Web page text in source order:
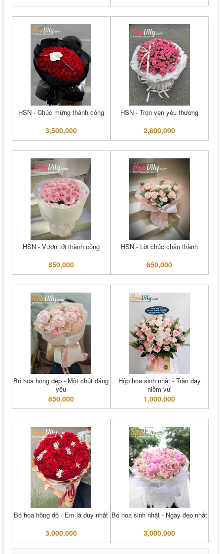
HSN - Chúc mừng thành công
3,500,000
HSN - Trọn vẹn yêu thương
2,800,000
HSN - Vươn tới thành công
850,000
HSN - Lời chúc chân thành
650,000
Bó hoa hồng đẹp - Một chút đáng
yêu
850,000
Hộp hoa sinh nhật - Tràn đầy
niềm vui
1,000,000
Bó hoa hồng đỏ - Em là duy nhất
3,000,000
Bó hoa sinh nhật - Ngày đẹp nhất
3,000,000